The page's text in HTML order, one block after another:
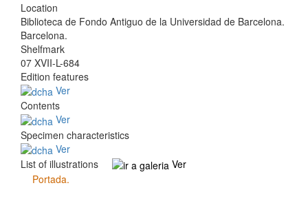
Location
Biblioteca de Fondo Antiguo de la Universidad de Barcelona.
Barcelona.
Shelfmark
07 XVII-L-684
Edition features
Ver
Contents
Ver
Specimen characteristics
Ver
List of illustrations
Ver
Portada.